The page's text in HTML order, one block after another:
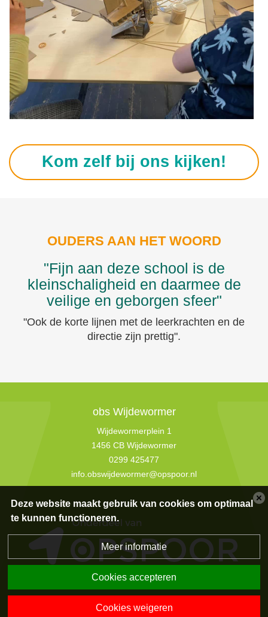
Kom zelf bij ons kijken!
OUDERS AAN HET WOORD
"Fijn aan deze school is de
kleinschaligheid en daarmee de
veilige en geborgen sfeer"
"Ook de korte lijnen met de leerkrachten en de
directie zijn prettig".
obs Wijdewormer
Wijdewormerplein 1
1456 CB Wijdewormer
0299 425477
info.obswijdewormer@opspoor.nl
Deze website maakt gebruik van cookies om optimaal
te kunnen functioneren.
Meer informatie
Cookies accepteren
Cookies weigeren